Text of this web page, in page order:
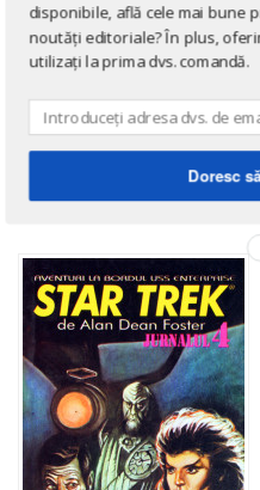
SCIENCE FICTION
Star Trek 6
deAlan Dean Foster
disponibile, află cele mai bune
noutăți editoriale? În plus,
utilizați la prima dvs. comandă.
Doresc